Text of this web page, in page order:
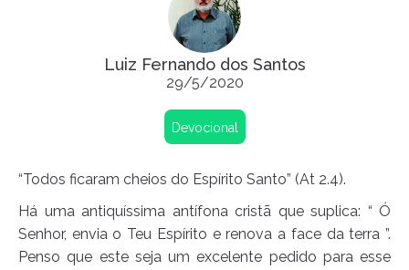
Luiz Fernando dos Santos
29/5/2020
Devocional
“Todos ficaram cheios do Espírito Santo” (At 2.4).
Há uma antiquíssima antífona cristã que suplica: “ Ó
Senhor, envia o Teu Espírito e renova a face da terra ”.
Penso que este seja um excelente pedido para esse